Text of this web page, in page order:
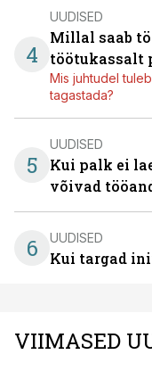
4
UUDISED
Millal saab
töötukassalt
Mis juhtudel
tagastada?
5
UUDISED
Kui palk ei
võivad
6 UUDISED
Kui targad
VIIMASED